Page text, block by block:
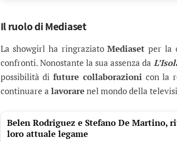
Il ruolo di Mediaset
La showgirl ha ringraziatoMediaset per la
confronti. Nonostante la sua assenza da
possibilità difuture collaborazionicon la
continuare a lavorarenel mondo della
Belen Rodriguez e Stefano De Martino,
loro attuale legame